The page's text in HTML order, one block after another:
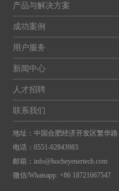
产品与解决方案
成功案例
用户服务
新闻中心
人才招聘
联系我们
地址：中国合肥经济开发区繁华
电话：0551-62843983
邮箱：info@hocheyenertech.com
微信/Whatsapp: +86 18721667547